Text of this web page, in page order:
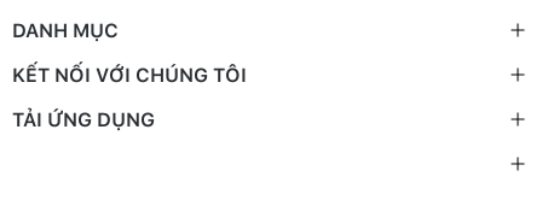
DANH MỤC
KẾT NỐI VỚI CHÚNG TÔI
TẢI ỨNG DỤNG